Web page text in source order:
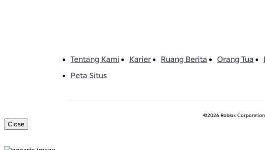
Tentang Kami Karier Ruang Berita Orang Tua
Peta Situs
©2026 Roblox
Close